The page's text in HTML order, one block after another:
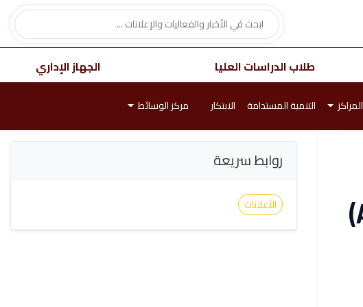
طلاب الدراسات العليا الجهاز الإداري
المراكز التنمية المستدامة الابتكار مركز الوسائط
روابط سريعة
الأعلانات